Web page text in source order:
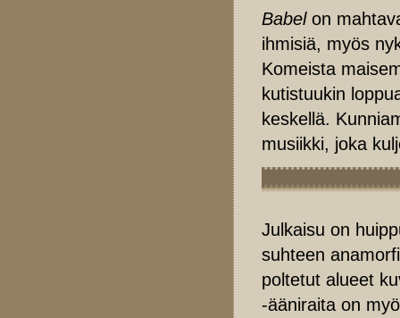
Babelon
ihmisiä, myös
Komeista
kutistuukin
keskellä.
musiikki, joka
Julkaisu on
suhteen
poltetut alueet
-ääniraita on